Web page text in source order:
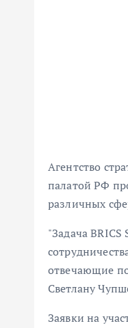
Агентство
палатой РФ
различных
"Задача
отвечающие
Светлану
Заявки на